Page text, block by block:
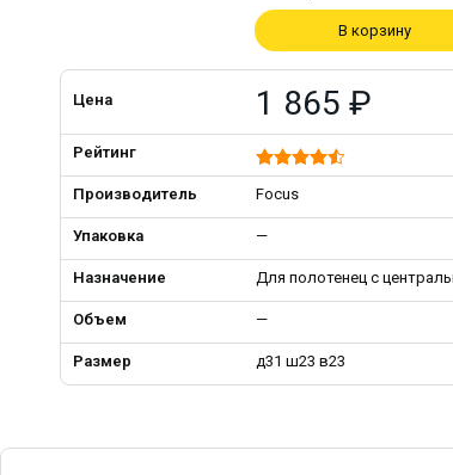
В корзину
Цена 1 865 ₽
Рейтинг
Производитель Focus
Упаковка —
Назначение
Объем —
Размер д31 ш23 в23